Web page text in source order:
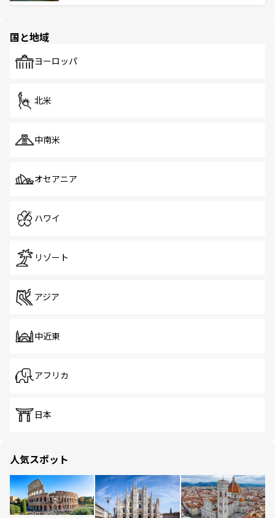
で、ホーカーズは地元の風情を楽しめる外せないスポット
国と地域
ヨーロッパ
北米
中南米
オセアニア
ハワイ
リゾート
アジア
中近東
アフリカ
日本
人気スポット